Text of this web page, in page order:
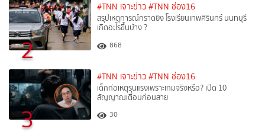
2
#TNN เจาะข่าว #TNN ช่อง16
สรุปเหตุการณ์กราดยิง โรงเรียนเทพศิรินทร์ นนทบุรี
เกิดอะไรขึ้นบ้าง ?
868
3
#TNN เจาะข่าว #TNN ช่อง16
เด็กก่อเหตุรุนแรงเพราะเกมจริงหรือ? เปิด 10
สัญญาณเตือนก่อนสาย
30